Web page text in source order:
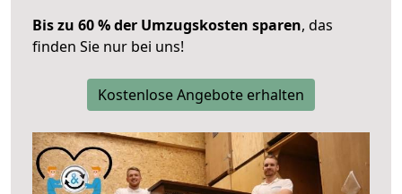
Bis zu 60 % der Umzugskosten sparen, das
finden Sie nur bei uns!
Kostenlose Angebote erhalten